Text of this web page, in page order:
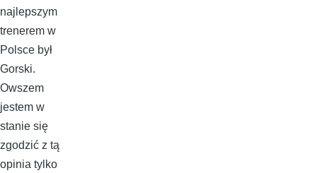
najlepszym
trenerem w
Polsce był
Gorski.
Owszem
jestem w
stanie się
zgodzić z tą
opinia tylko